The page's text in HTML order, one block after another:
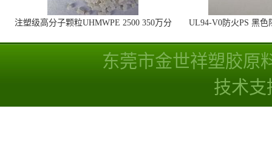
注塑级高分子颗粒UHMWPE 2500 350万分
UL94-V0防火PS 黑
东莞市金世祥塑胶原
技术